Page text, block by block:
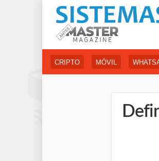
CRIPTO MÓVIL